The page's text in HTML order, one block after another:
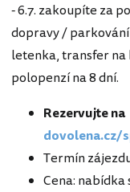
- 6.7. zakoupíte za
dopravy /
letenka, transfer na
polopenzí na 8 dní.
Rezervujte na
dovolena.cz/
Termín
Cena: nabídka